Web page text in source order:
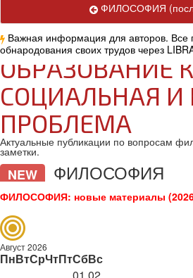
ФИЛОСОФИЯ
Важная информация для авторов. Все
обнародования своих трудов через
ОБРАЗОВАНИЕ
СОЦИАЛЬНАЯ И
ПРОБЛЕМА
Актуальные публикации по вопросам
заметки.
NEW ФИЛОСОФИЯ
ФИЛОСОФИЯ: новые материалы
Август 2026
ПнВтСрЧтПтСбВс